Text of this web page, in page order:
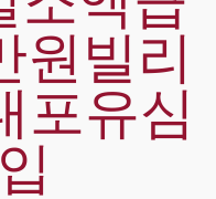
원빌리
포유심